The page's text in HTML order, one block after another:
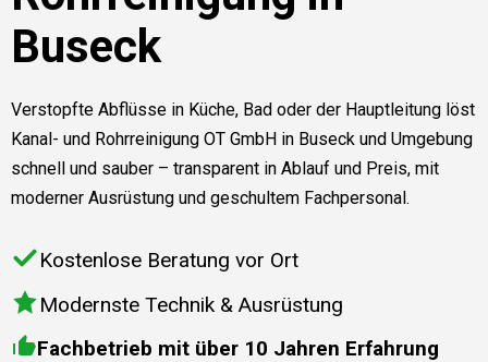
Buseck
Verstopfte Abflüsse in Küche, Bad oder der Hauptleitung löst
Kanal- und Rohrreinigung OT GmbH in Buseck und Umgebung
schnell und sauber – transparent in Ablauf und Preis, mit
moderner Ausrüstung und geschultem Fachpersonal.
Kostenlose Beratung vor Ort
Modernste Technik & Ausrüstung
Fachbetrieb mit über 10 Jahren Erfahrung